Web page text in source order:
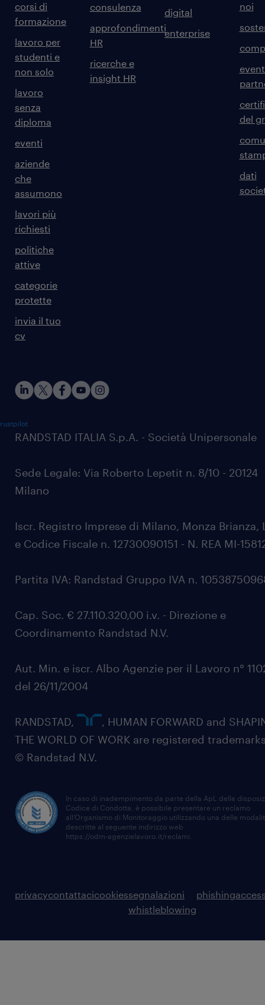
corsi di
formazione
lavoro per
studenti e
non solo
lavoro
senza
diploma
eventi
aziende
che
assumono
lavori più
richiesti
politiche
attive
categorie
protette
invia il tuo
cv
consulenza
approfondimenti
HR
ricerche e
insight HR
digital
enterprise
noi
del
dati
RANDSTAD ITALIA S.p.A. - Società Unipersonale
Sede Legale: Via Roberto Lepetit n. 8/10 - 20124
Milano
Iscr. Registro Imprese di Milano, Monza Brianza,
e Codice Fiscale n. 12730090151 - N. REA MI-
Partita IVA: Randstad Gruppo IVA n.
Cap. Soc. € 27.110.320,00 i.v. - Direzione e
Coordinamento Randstad N.V.
Aut. Min. e iscr. Albo Agenzie per il Lavoro n°
del 26/11/2004
RANDSTAD,
, HUMAN FORWARD and
THE WORLD OF WORK are registered
© Randstad N.V.
In caso di inadempimento da parte della ApL delle
Codice di Condotta, è possibile presentare un reclamo
all’Organismo di Monitoraggio utilizzando una delle
descritte al seguente indirizzo web
https://odm-agenzielavoro.it/reclami
privacycontattacicookiessegnalazioni
whistleblowing
phishing